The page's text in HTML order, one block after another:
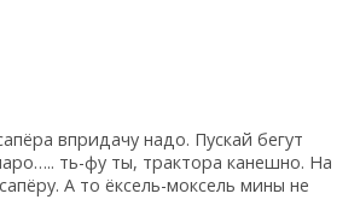
впридачу надо. Пускай бегут
ть-фу ты, трактора канешно. На
А то ёксель-моксель мины не